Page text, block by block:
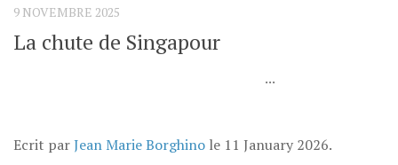
9 NOVEMBRE 2025
La chute de Singapour
...
Ecrit parJean Marie Borghino le 11 January 2026.